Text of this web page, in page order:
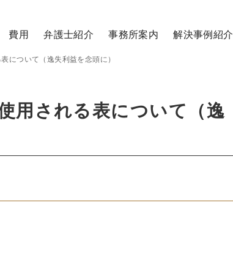
費用 弁護士紹介 事務所案内 解決事例紹介
について（逸失利益を念頭に）
用される表について（逸